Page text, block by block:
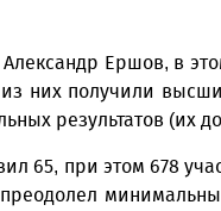
Ершов, в
них получили
результатов (их
65, при этом 678